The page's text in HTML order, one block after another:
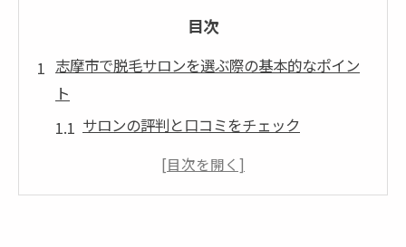
目次
志摩市で脱毛サロンを選ぶ際の基本的なポイン
ト
サロンの評判と口コミをチェック
カウンセリングの質を確認する